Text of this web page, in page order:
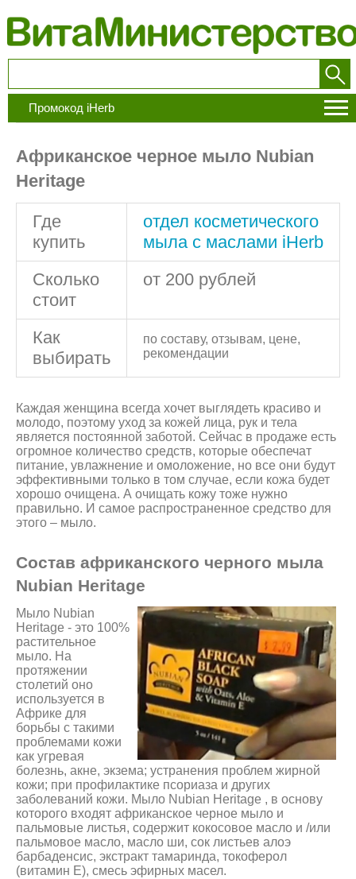
Промокод iHerb
Африканское черное мыло Nubian
Heritage
Где
купить
отдел косметического
мыла с маслами iHerb
Сколько
стоит
от 200 рублей
Как
выбирать
по составу, отзывам, цене,
рекомендации
Каждая женщина всегда хочет выглядеть красиво и
молодо, поэтому уход за кожей лица, рук и тела
является постоянной заботой. Сейчас в продаже есть
огромное количество средств, которые обеспечат
питание, увлажнение и омоложение, но все они будут
эффективными только в том случае, если кожа будет
хорошо очищена. А очищать кожу тоже нужно
правильно. И самое распространенное средство для
этого – мыло.
Состав африканского черного мыла
Nubian Heritage
Мыло Nubian
Heritage - это 100%
растительное
мыло. На
протяжении
столетий оно
используется в
Африке для
борьбы с такими
проблемами кожи
как угревая
болезнь, акне, экзема; устранения проблем жирной
кожи; при профилактике псориаза и других
заболеваний кожи. Мыло Nubian Heritage , в основу
которого входят африканское черное мыло и
пальмовые листья, содержит кокосовое масло и /или
пальмовое масло, масло ши, сок листьев алоэ
барбаденсис, экстракт тамаринда, токоферол
(витамин Е), смесь эфирных масел.